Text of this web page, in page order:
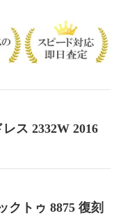
ス 2332W 2016
クトゥ 8875 復刻